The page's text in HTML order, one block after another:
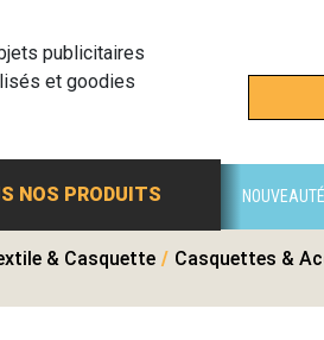
NOS PRODUITS
& Casquette / Casquettes &